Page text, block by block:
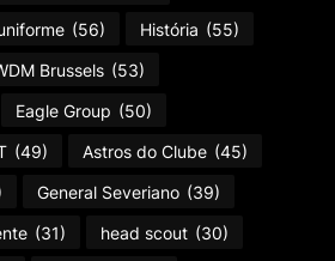
(56) História (55)
Brussels (53)
Eagle Group (50)
(49) Astros do Clube (45)
General Severiano (39)
(31) head scout (30)